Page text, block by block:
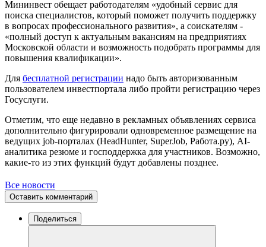
Мининвест обещает работодателям «удобный сервис для
поиска специалистов, который поможет получить поддержку
в вопросах профессионального развития», а соискателям -
«полный доступ к актуальным вакансиям на предприятиях
Московской области и возможность подобрать программы для
повышения квалификации».
Для бесплатной регистрации надо быть авторизованным
пользователем инвестпортала либо пройти регистрацию через
Госуслуги.
Отметим, что еще недавно в рекламных объявлениях сервиса
дополнительно фигурировали одновременное размещение на
ведущих job-порталах (HeadHunter, SuperJob, Работа.ру), AI-
аналитика резюме и господдержка для участников. Возможно,
какие-то из этих функций будут добавлены позднее.
Все новости
Оставить комментарий
Поделиться